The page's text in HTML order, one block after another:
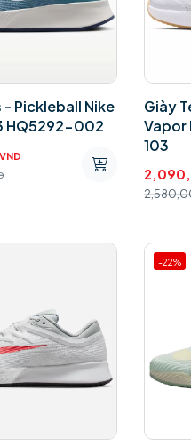
- Pickleball Nike
HQ5292-002
VND
Giày
Vapor
103
-22%